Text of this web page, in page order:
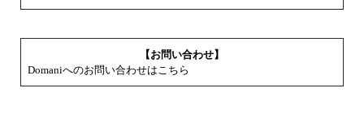
【お問い合わせ】
Domaniへのお問い合わせはこちら